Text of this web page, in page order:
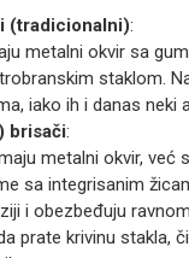
(tradicionalni):
metalni okvir sa
staklom.
iako ih i danas neki
brisači:
metalni okvir, već
sa integrisanim
i obezbeđuju
prate krivinu stakla,